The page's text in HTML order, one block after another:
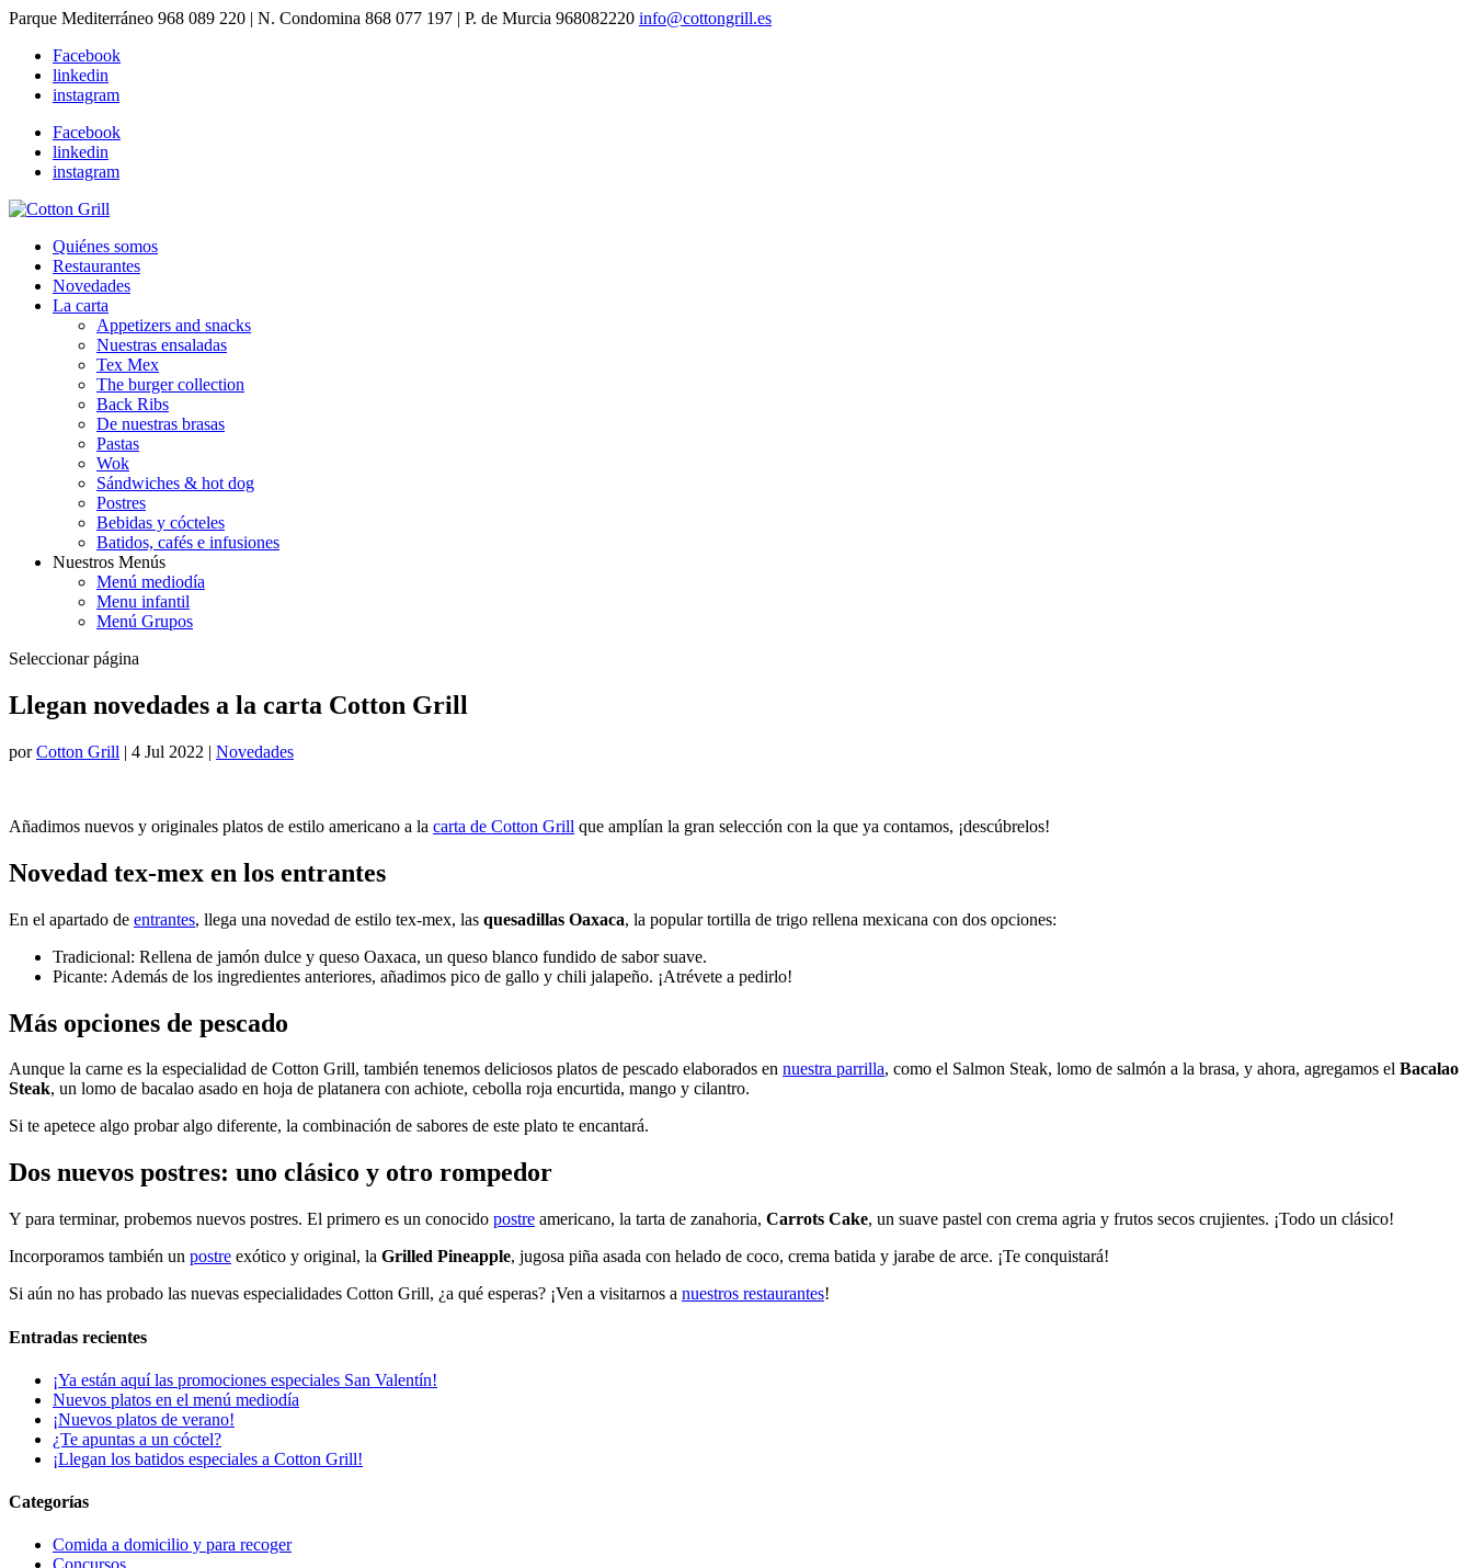
Parque Mediterráneo 968 089 220 | N. Condomina 868 077 197 | P. de Murcia 968082220 info@cottongrill.es
Facebook
linkedin
instagram
Facebook
linkedin
instagram
Quiénes somos
Restaurantes
Novedades
La carta
Appetizers and snacks
Nuestras ensaladas
Tex Mex
The burger collection
Back Ribs
De nuestras brasas
Pastas
Wok
Sándwiches & hot dog
Postres
Bebidas y cócteles
Batidos, cafés e infusiones
Nuestros Menús
Menú mediodía
Menu infantil
Menú Grupos
Seleccionar página
Llegan novedades a la carta Cotton Grill
porCotton Grill | 4 Jul 2022 | Novedades
Añadimos nuevos y originales platos de estilo americano a la carta de Cotton Grill que amplían la gran selección con la que ya contamos, ¡descúbrelos!
Novedad tex-mex en los entrantes
En el apartado de entrantes, llega una novedad de estilo tex-mex, las quesadillas Oaxaca, la popular tortilla de trigo rellena mexicana con dos opciones:
Tradicional: Rellena de jamón dulce y queso Oaxaca, un queso blanco fundido de sabor suave.
Picante: Además de los ingredientes anteriores, añadimos pico de gallo y chili jalapeño. ¡Atrévete a pedirlo!
Más opciones de pescado
Aunque la carne es la especialidad de Cotton Grill, también tenemos deliciosos platos de pescado elaborados en nuestra parrilla, como el Salmon Steak, lomo de salmón a la brasa, y ahora, agregamos el Bacalao
Steak, un lomo de bacalao asado en hoja de platanera con achiote, cebolla roja encurtida, mango y cilantro.
Si te apetece algo probar algo diferente, la combinación de sabores de este plato te encantará.
Dos nuevos postres: uno clásico y otro rompedor
Y para terminar, probemos nuevos postres. El primero es un conocido postre americano, la tarta de zanahoria, Carrots Cake, un suave pastel con crema agria y frutos secos crujientes. ¡Todo un clásico!
Incorporamos también un postre exótico y original, la Grilled Pineapple, jugosa piña asada con helado de coco, crema batida y jarabe de arce. ¡Te conquistará!
Si aún no has probado las nuevas especialidades Cotton Grill, ¿a qué esperas? ¡Ven a visitarnos a nuestros restaurantes!
Entradas recientes
¡Ya están aquí las promociones especiales San Valentín!
Nuevos platos en el menú mediodía
¡Nuevos platos de verano!
¿Te apuntas a un cóctel?
¡Llegan los batidos especiales a Cotton Grill!
Categorías
Comida a domicilio y para recoger